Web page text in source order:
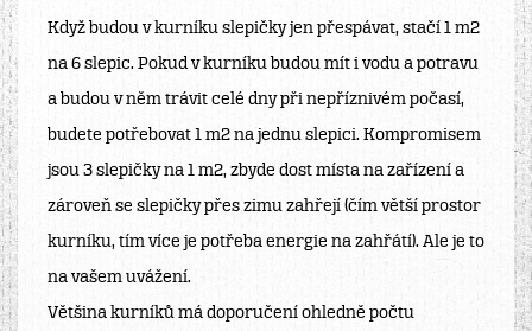
Když budou v kurníku slepičky jen přespávat, stačí 1 m2
na 6 slepic. Pokud v kurníku budou mít i vodu a potravu
a budou v něm trávit celé dny při nepříznivém počasí,
budete potřebovat 1 m2 na jednu slepici. Kompromisem
jsou 3 slepičky na 1 m2, zbyde dost místa na zařízení a
zároveň se slepičky přes zimu zahřejí (čím větší prostor
kurníku, tím více je potřeba energie na zahřátí). Ale je to
na vašem uvážení.
Většina kurníků má doporučení ohledně počtu